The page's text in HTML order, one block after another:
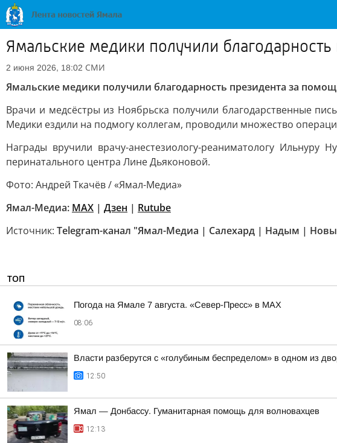
Ямальские медики получили
2 июня 2026, 18:02 СМИ
Ямальские медики получили благодарность президента за
Врачи и медсёстры из Ноябрьска получили благодарственные
Медики ездили на подмогу коллегам, проводили множество
Награды вручили врачу-анестезиологу-реаниматологу
перинатального центра Лине Дьяконовой.
Фото: Андрей Ткачёв / «Ямал-Медиа»
Ямал-Медиа: MAX | Дзен | Rutube
Источник: Telegram-канал "Ямал-Медиа | Салехард | Надым |
ТОП
Погода на Ямале 7 августа. «Север-Пресс» в MAX
08:06
Власти разберутся с «голубиным беспределом» в одном из
12:50
Ямал — Донбассу. Гуманитарная помощь для волновахцев
12:13